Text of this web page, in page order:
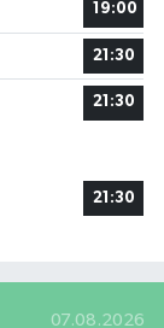
19:00
21:30
21:30
21:30
07.08.2026